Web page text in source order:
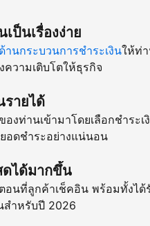
ป็นเรื่องง่าย
นกระบวนการชำระเงินให้ท่
ความเติบโตให้ธุรกิจ
รายได้
งท่านเข้ามาโดยเลือกชำระเ
อดชำระอย่างแน่นอน
ดได้มากขึ้น
อนที่ลูกค้าเช็คอิน พร้อมทั้งได้
สำหรับปี 2026